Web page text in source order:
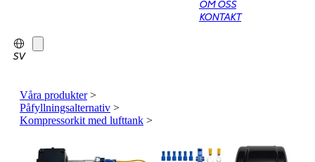
OM OSS
KONTAKT
SV
Våra produkter>
Påfyllningsalternativ >
Kompressorkit med lufttank >